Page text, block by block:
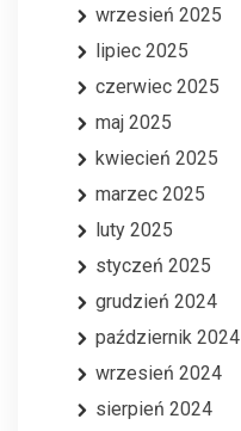
wrzesień 2025
lipiec 2025
czerwiec 2025
maj 2025
kwiecień 2025
marzec 2025
luty 2025
styczeń 2025
grudzień 2024
październik 2024
wrzesień 2024
sierpień 2024